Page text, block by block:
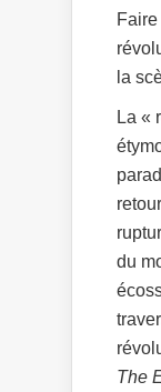
la
La «
du
The